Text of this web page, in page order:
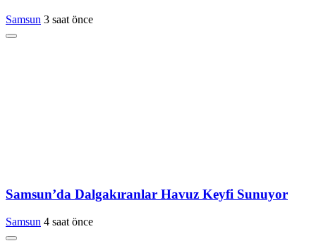
Samsun 3 saat önce
Samsun’da Dalgakıranlar Havuz Keyfi Sunuyor
Samsun 4 saat önce